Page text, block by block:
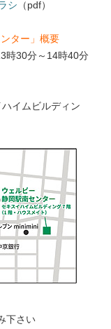
シ （pdf）
ター」概要
時30分～14時40分
ムビルディン
下さい